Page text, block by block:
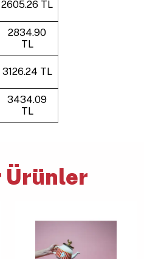
2605.26 TL
2834.90
TL
3126.24 TL
3434.09
TL
Ürünler